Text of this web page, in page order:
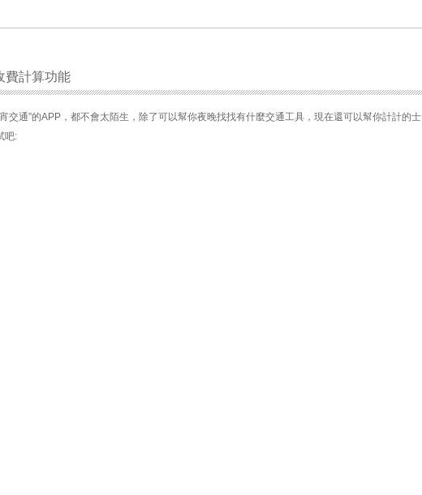
費計算功能
交通”的APP，都不會太陌生，除了可以幫你夜晚找找有什麼交通工具，現在還可以幫你計計的士
吧: